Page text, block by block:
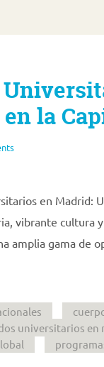
la
en Madrid:
vibrante cultura
amplia gama de
universitarios en